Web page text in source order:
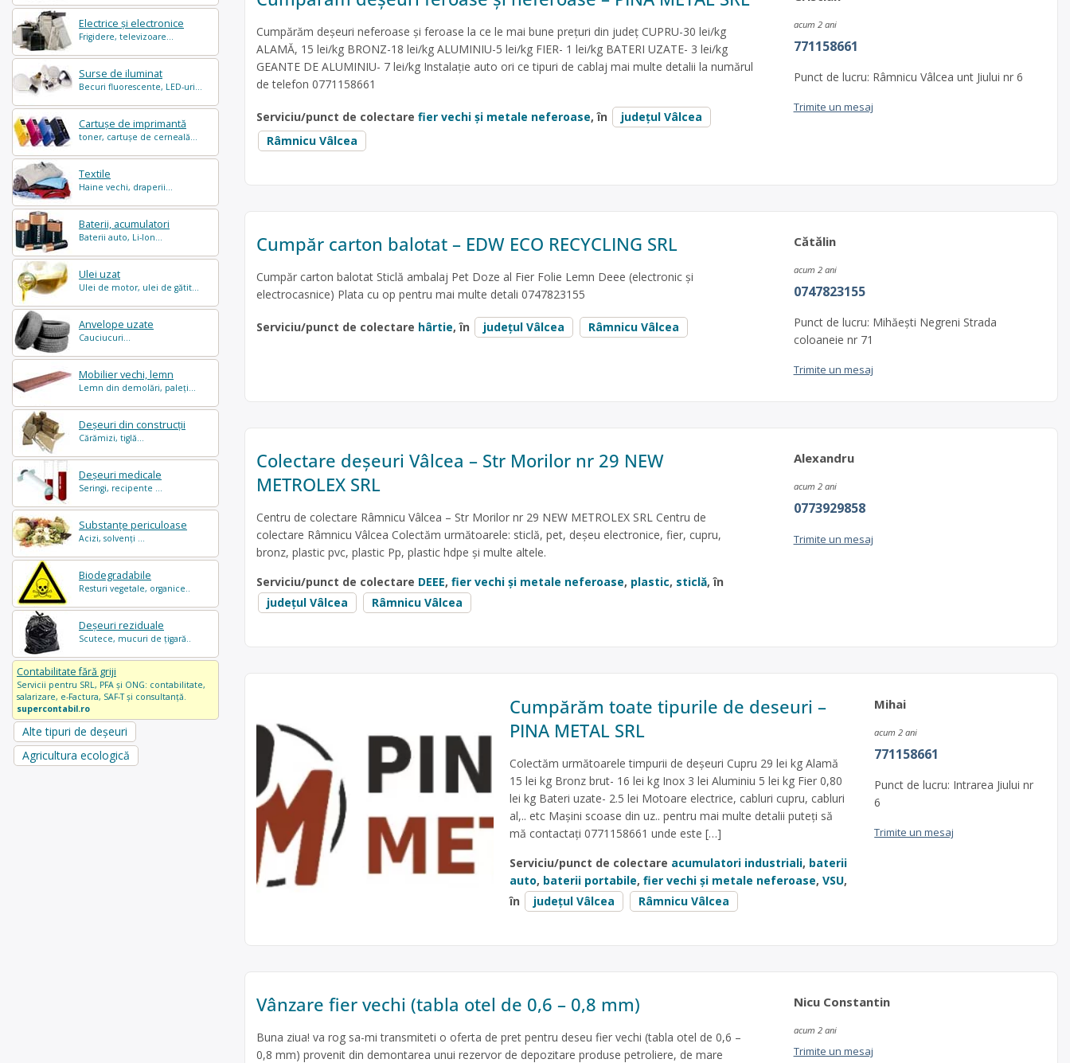
Electrice și electronice
Frigidere, televizoare...
Surse de iluminat
Becuri fluorescente, LED-uri...
Cartușe de imprimantă
toner, cartușe de cerneală...
Textile
Haine vechi, draperii...
Baterii, acumulatori
Baterii auto, Li-Ion...
Ulei uzat
Ulei de motor, ulei de gătit...
Anvelope uzate
Cauciucuri...
Mobilier vechi, lemn
Lemn din demolări, paleți...
Deșeuri din construcții
Cărămizi, tiglă...
Deșeuri medicale
Seringi, recipente ...
Substanțe periculoase
Acizi, solvenți ...
Biodegradabile
Resturi vegetale, organice..
Deșeuri reziduale
Scutece, mucuri de țigară..
Contabilitate fără griji
Servicii pentru SRL, PFA și ONG: contabilitate,
salarizare, e-Factura, SAF-T și consultanță.
supercontabil.ro
Alte tipuri de deșeuri
Agricultura ecologică
Cumpărăm deșeuri neferoase și feroase la ce le mai bune prețuri din județ CUPRU-30 lei/kg
ALAMĂ, 15 lei/kg BRONZ-18 lei/kg ALUMINIU-5 lei/kg FIER- 1 lei/kg BATERI UZATE- 3 lei/kg
GEANTE DE ALUMINIU- 7 lei/kg Instalație auto ori ce tipuri de cablaj mai multe detalii la numărul
de telefon 0771158661
Serviciu/punct de colectare fier vechi și metale neferoase, în
județul Vâlcea
Râmnicu Vâlcea
acum 2 ani
771158661
Punct de lucru: Râmnicu Vâlcea unt Jiului nr 6
Trimite un mesaj
Cumpăr carton balotat – EDW ECO RECYCLING SRL
Cumpăr carton balotat Sticlă ambalaj Pet Doze al Fier Folie Lemn Deee (electronic și
electrocasnice) Plata cu op pentru mai multe detali 0747823155
Serviciu/punct de colectare hârtie, în județul Vâlcea Râmnicu Vâlcea
Cătălin
acum 2 ani
0747823155
Punct de lucru: Mihăești Negreni Strada
coloaneie nr 71
Trimite un mesaj
Colectare deșeuri Vâlcea – Str Morilor nr 29 NEW
METROLEX SRL
Centru de colectare Râmnicu Vâlcea – Str Morilor nr 29 NEW METROLEX SRL Centru de
colectare Râmnicu Vâlcea Colectăm următoarele: sticlă, pet, deșeu electronice, fier, cupru,
bronz, plastic pvc, plastic Pp, plastic hdpe și multe altele.
Serviciu/punct de colectare DEEE, fier vechi și metale neferoase, plastic, sticlă, în
județul Vâlcea
Râmnicu Vâlcea
Alexandru
acum 2 ani
0773929858
Trimite un mesaj
Cumpărăm toate tipurile de deseuri –
PINA METAL SRL
Colectăm următoarele timpurii de deșeuri Cupru 29 lei kg Alamă
15 lei kg Bronz brut- 16 lei kg Inox 3 lei Aluminiu 5 lei kg Fier 0,80
lei kg Bateri uzate- 2.5 lei Motoare electrice, cabluri cupru, cabluri
al,.. etc Mașini scoase din uz.. pentru mai multe detalii puteți să
mă contactați 0771158661 unde este […]
Serviciu/punct de colectare acumulatori industriali, baterii
auto, baterii portabile, fier vechi și metale neferoase, VSU,
în
județul Vâlcea Râmnicu Vâlcea
Mihai
acum 2 ani
771158661
Punct de lucru: Intrarea Jiului nr
6
Trimite un mesaj
Vânzare fier vechi (tabla otel de 0,6 – 0,8 mm)
Buna ziua! va rog sa-mi transmiteti o oferta de pret pentru deseu fier vechi (tabla otel de 0,6 –
0,8 mm) provenit din demontarea unui rezervor de depozitare produse petroliere, de mare
Nicu Constantin
acum 2 ani
Trimite un mesaj